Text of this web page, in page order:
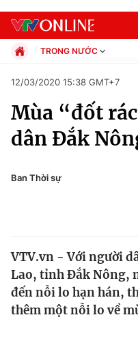
Chuyên mục
Chính trị
Y tế
Thế giới
TRONG NƯỚC
Xã hội
Pháp luật
Kinh tế
Thể thao
Văn hóa - Giải trí
Giáo dục
12/03/2020 15:38 GMT+7
Mùa “đốt
dân Đắk
Ban Thời sự
VTV.vn - Với người
Lao, tỉnh Đắk Nông,
đến nỗi lo hạn hán,
thêm một nỗi lo về